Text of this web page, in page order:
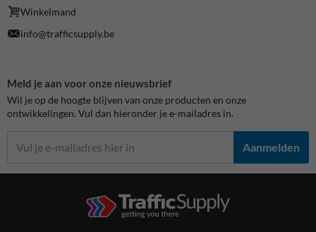
Winkelmand
info@trafficsupply.be
Meld je aan voor onze nieuwsbrief
Wil je op de hoogte blijven van onze producten en onze
ontwikkelingen. Vul dan hieronder je e-mailadres in.
Aanmelden